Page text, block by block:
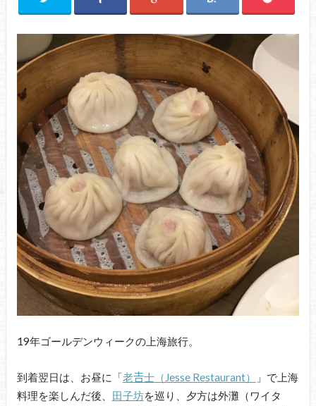
19年ゴールデンウィークの上海旅行。
到着翌日は、お昼に「老𠮷士（Jesse Restaurant）
」で上海
料理を楽しんだ後、 田子坊を巡り、夕方は外灘（ワイタ